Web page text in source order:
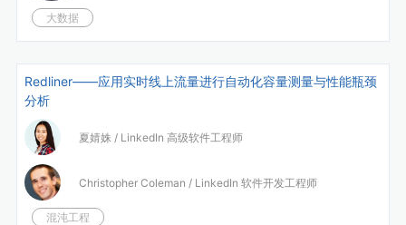
大数据
Redliner——应用实时线上流量进行自动化容量测量与性能瓶颈
分析
夏婧姝 / LinkedIn 高级软件工程师
Christopher Coleman / LinkedIn 软件开发工程师
混沌工程